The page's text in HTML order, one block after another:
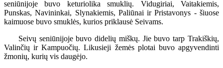
seniūnijoje buvo keturiolika smuklių. Vidugiriai, Vaitakiemis,
Punskas, Navininkai, Slynakiemis, Paliūnai ir Pristavonys - šiuose
kaimuose buvo smuklės, kurios priklausė Seivams.
Seivų seniūnijoje buvo didelių miškų. Jie buvo tarp Trakiškių,
Valinčių ir Kampuočių. Likusieji žemės plotai buvo apgyvendinti
žmonių, kurių vis daugėjo.